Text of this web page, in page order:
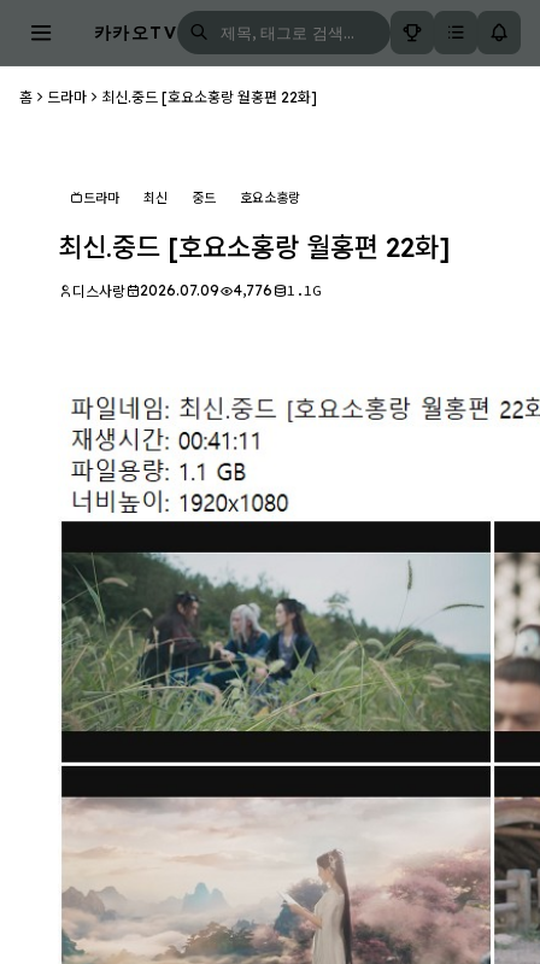
카카오TV
홈 드라마 최신.중드 [호요소홍랑 월홍편 22화]
드라마 최신 중드 호요소홍랑
최신.중드 [호요소홍랑 월홍편 22화]
디스사랑 2026.07.09 4,776 1.1G